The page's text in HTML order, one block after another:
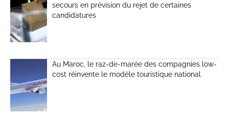
secours en prévision du rejet de certaines
candidatures
Au Maroc, le raz-de-marée des compagnies low-
cost réinvente le modèle touristique national